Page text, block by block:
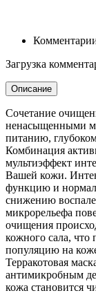
Загрузка
Описание
Сочетание
ненасыщенными
питанию,
Комбинация
мультиэффект
Вашей кожи.
функцию и
снижению
микрорельефа
очищения
кожного сала, что
популяцию на
Терракотовая
антимикробным
кожа становится